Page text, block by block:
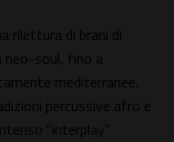
rilettura di brani di
neo-soul, fino a
mediterranee.
percussive afro e
"interplay"